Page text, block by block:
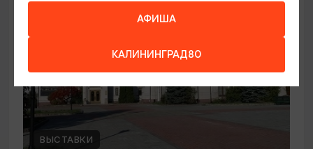
ВЫСТАВКИ
АФИША
КАЛИНИНГРАД80